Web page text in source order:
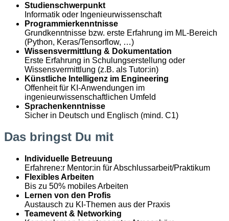
Studienschwerpunkt
Informatik oder Ingenieurwissenschaft
Programmierkenntnisse
Grundkenntnisse bzw. erste Erfahrung im ML-Bereich
(Python, Keras/Tensorflow, …)
Wissensvermittlung & Dokumentation
Erste Erfahrung in Schulungserstellung oder
Wissensvermittlung (z.B. als Tutor:in)
Künstliche Intelligenz im Engineering
Offenheit für KI-Anwendungen im
ingenieurwissenschaftlichen Umfeld
Sprachenkenntnisse
Sicher in Deutsch und Englisch (mind. C1)
Das bringst Du mit
Individuelle Betreuung
Erfahrene:r Mentor:in für Abschlussarbeit/Praktikum
Flexibles Arbeiten
Bis zu 50% mobiles Arbeiten
Lernen von den Profis
Austausch zu KI-Themen aus der Praxis
Teamevent & Networking